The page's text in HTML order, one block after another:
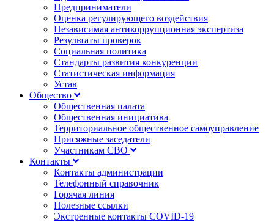
Предприниматели
Оценка регулирующего воздействия
Независимая антикоррупционная экспертиза
Результаты проверок
Социальная политика
Стандарты развития конкуренции
Статистическая информация
Устав
Общество
Общественная палата
Общественная инициатива
Территориальное общественное самоуправление
Присяжные заседатели
Участникам СВО
Контакты
Контакты администрации
Телефонный справочник
Горячая линия
Полезные ссылки
Экстренные контакты COVID-19